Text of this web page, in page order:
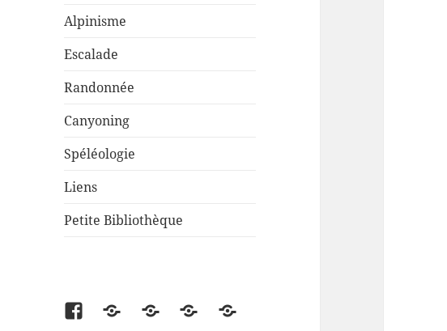
Alpinisme
Escalade
Randonnée
Canyoning
Spéléologie
Liens
Petite Bibliothèque
FacebookPartenaire
Liens CartesPetite